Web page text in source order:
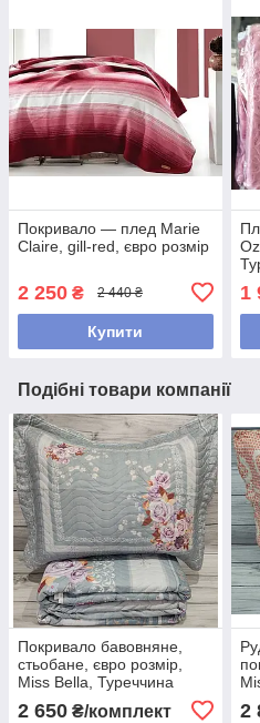
Покривало — плед Marie
Claire, gill-red, євро розмір
2 250 ₴ 2 440 ₴
Купити
1
Подібні товари компанії
Покривало бавовняне,
стьобане, євро розмір,
Miss Bella, Туреччина
2 650 ₴/комплект 2